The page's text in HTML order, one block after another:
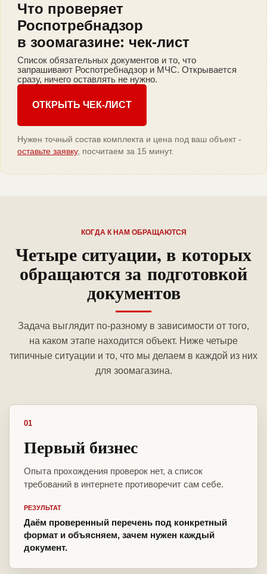
Что проверяет
Роспотребнадзор
в зоомагазине: чек-лист
Список обязательных документов и то, что
запрашивают Роспотребнадзор и МЧС. Открывается
сразу, ничего оставлять не нужно.
ОТКРЫТЬ ЧЕК-ЛИСТ
Нужен точный состав комплекта и цена под ваш объект -
оставьте заявку, посчитаем за 15 минут.
КОГДА К НАМ ОБРАЩАЮТСЯ
Четыре ситуации, в которых
обращаются за подготовкой
документов
Задача выглядит по-разному в зависимости от того,
на каком этапе находится объект. Ниже четыре
типичные ситуации и то, что мы делаем в каждой из них
для зоомагазина.
01
Первый бизнес
Опыта прохождения проверок нет, а список
требований в интернете противоречит сам себе.
РЕЗУЛЬТАТ
Даём проверенный перечень под конкретный
формат и объясняем, зачем нужен каждый
документ.